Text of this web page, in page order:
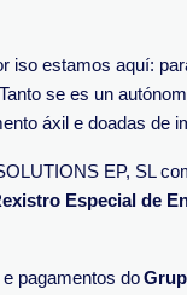
iso estamos aquí:
se es un
áxil e doadas de
EP, SL
Especial de
pagamentos do